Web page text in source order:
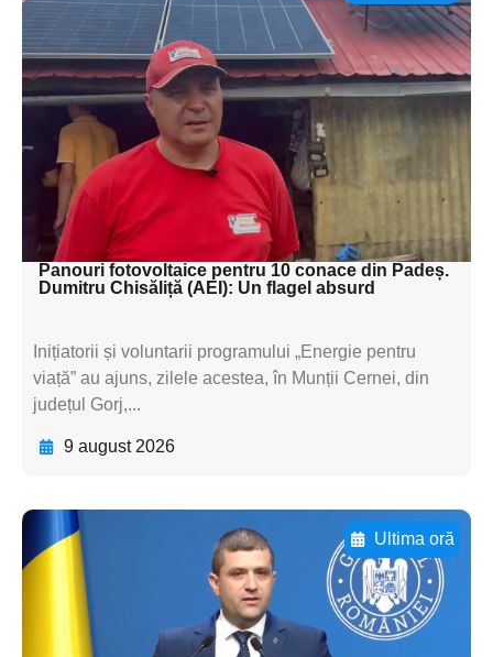
Adaugă aici textul pentru
subtitluAdaugă aici
textul pentru
subtitluAdaugă aici
textul pentru
subtitluAdaugă aici
textul pentru subti
Panouri fotovoltaice pentru 10 conace din Padeș.
Dumitru Chisăliță (AEI): Un flagel absurd
Inițiatorii și voluntarii programului „Energie pentru
viață” au ajuns, zilele acestea, în Munții Cernei, din
județul Gorj,...
9 august 2026
Ultima oră
Adaugă aici textul pentru
subtitluAdaugă aici
textul pentru